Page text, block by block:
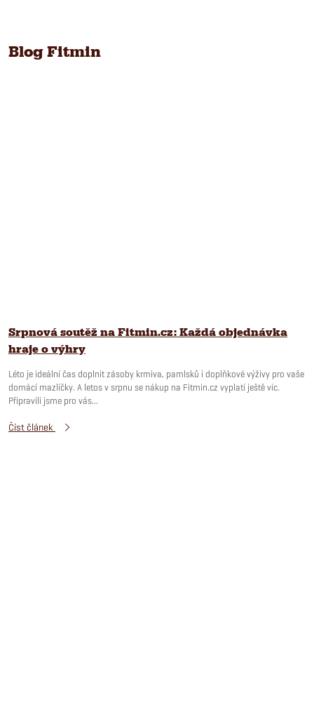
Blog Fitmin
Srpnová soutěž na Fitmin.cz: Každá objednávka
hraje o výhry
Léto je ideální čas doplnit zásoby krmiva, pamlsků i doplňkové výživy pro vaše
domácí mazlíčky. A letos v srpnu se nákup na Fitmin.cz vyplatí ještě víc.
Připravili jsme pro vás...
Číst článek